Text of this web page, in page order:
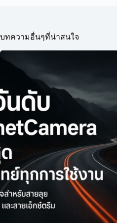
บทความอื่นๆที่น่าสนใจ